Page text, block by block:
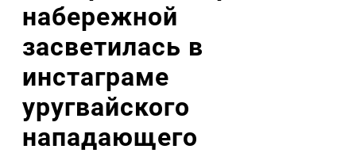
набережной
засветилась в
инстаграме
уругвайского
нападающего